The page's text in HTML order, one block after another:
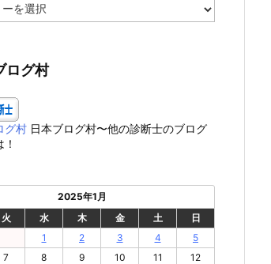
ログ村
グ村 日本ブログ村〜他の診断士のブログ
2025年1月
火 水 木 金 土
日
1
2 3 4
5
7 8 9 10 11
12